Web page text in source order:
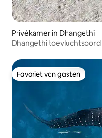
Privékamer in Dhangethi
Dhangethi toevluchtsoord
Favoriet van gasten
Favoriet van gasten